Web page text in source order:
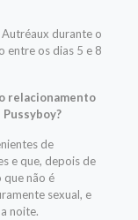
durante o
entre os dias 5 e 8
relacionamento
de
e que, depois de
que não é
sexual, e
noite.